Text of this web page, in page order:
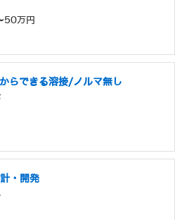
50万円
らできる溶接/ノルマ無し
・開発